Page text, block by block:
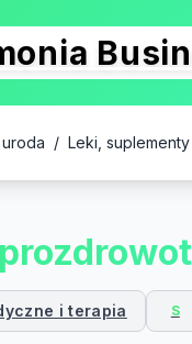
/ Leki,
i terapia S